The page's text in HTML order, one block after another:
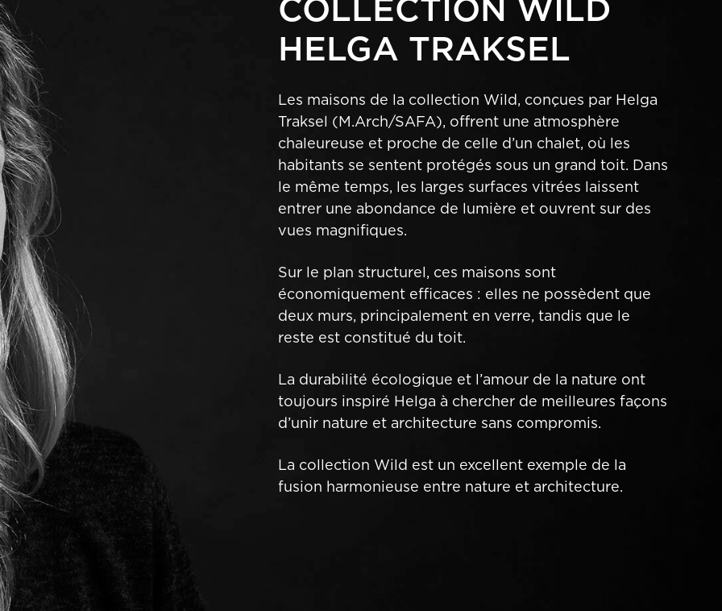
COLLECTION WILD
HELGA TRAKSEL
Les maisons de la collection Wild, conçues par Helga
Traksel (M.Arch/SAFA), offrent une atmosphère
chaleureuse et proche de celle d’un chalet, où les
habitants se sentent protégés sous un grand toit. Dans
le même temps, les larges surfaces vitrées laissent
entrer une abondance de lumière et ouvrent sur des
vues magnifiques.
Sur le plan structurel, ces maisons sont
économiquement efficaces : elles ne possèdent que
deux murs, principalement en verre, tandis que le
reste est constitué du toit.
La durabilité écologique et l’amour de la nature ont
toujours inspiré Helga à chercher de meilleures façons
d’unir nature et architecture sans compromis.
La collection Wild est un excellent exemple de la
fusion harmonieuse entre nature et architecture.